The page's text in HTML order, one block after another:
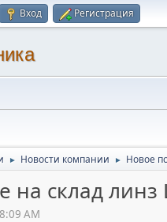
Вход Регистрация
► Новости компании ► Новое
на склад линз
AM